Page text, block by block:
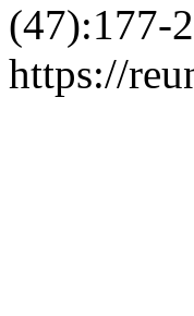
(47):177-
https://